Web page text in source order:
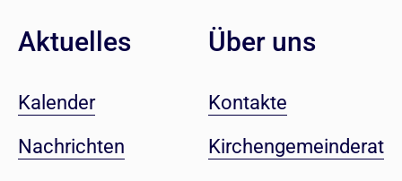
Aktuelles
Kalender
Nachrichten
Über uns
Kontakte
Kirchengemeinderat